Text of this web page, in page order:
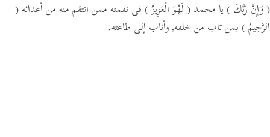
( وَإِنَّ رَبَّكَ ) يا محمد ( لَهُوَ الْعَزِيزُ ) فى نقمته ممن انتقم منه من أعدائه(
الرَّحِيمُ ) بمن تاب من خلقه, وأناب إلى طاعته.